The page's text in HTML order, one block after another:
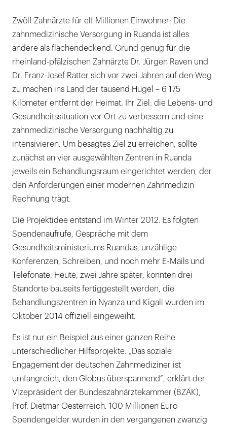
Zwölf Zahnärzte für elf Millionen Einwohner: Die
zahnmedizinische Versorgung in Ruanda ist alles
andere als flächendeckend. Grund genug für die
rheinland-pfälzischen Zahnärzte Dr. Jürgen Raven und
Dr. Franz-Josef Ratter sich vor zwei Jahren auf den Weg
zu machen ins Land der tausend Hügel – 6 175
Kilometer entfernt der Heimat. Ihr Ziel: die Lebens- und
Gesundheitssituation vor Ort zu verbessern und eine
zahnmedizinische Versorgung nachhaltig zu
intensivieren. Um besagtes Ziel zu erreichen, sollte
zunächst an vier ausgewählten Zentren in Ruanda
jeweils ein Behandlungsraum eingerichtet werden, der
den Anforderungen einer modernen Zahnmedizin
Rechnung trägt.
Die Projektidee entstand im Winter 2012. Es folgten
Spendenaufrufe, Gespräche mit dem
Gesundheitsministeriums Ruandas, unzählige
Konferenzen, Schreiben, und noch mehr E-Mails und
Telefonate. Heute, zwei Jahre später, konnten drei
Standorte bauseits fertiggestellt werden, die
Behandlungszentren in Nyanza und Kigali wurden im
Oktober 2014 offiziell eingeweiht.
Es ist nur ein Beispiel aus einer ganzen Reihe
unterschiedlicher Hilfsprojekte. „Das soziale
Engagement der deutschen Zahnmediziner ist
umfangreich, den Globus überspannend“, erklärt der
Vizepräsident der Bundeszahnärztekammer (BZÄK),
Prof. Dietmar Oesterreich. 100 Millionen Euro
Spendengelder wurden in den vergangenen zwanzig